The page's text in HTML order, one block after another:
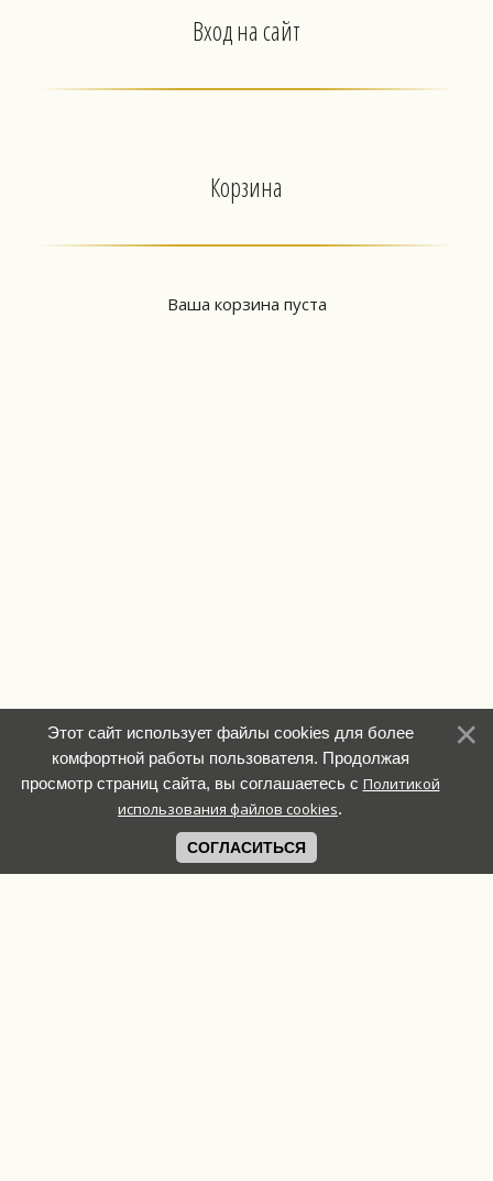
Вход на сайт
Корзина
Ваша корзина пуста
Этот сайт использует файлы cookies для более
комфортной работы пользователя. Продолжая
просмотр страниц сайта, вы соглашаетесь с Политикой
использования файлов cookies.
СОГЛАСИТЬСЯ